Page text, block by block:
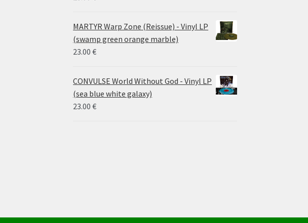
MARTYR Warp Zone (Reissue) - Vinyl LP
(swamp green orange marble)
23.00€
CONVULSE World Without God - Vinyl LP
(sea blue white galaxy)
23.00€